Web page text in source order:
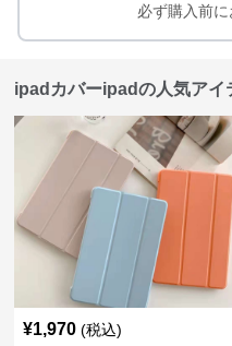
必ず購入前に
ipadカバーipadの人気アイ
¥1,970 (税込)